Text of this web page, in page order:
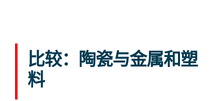
比较：陶瓷与金属和塑
料